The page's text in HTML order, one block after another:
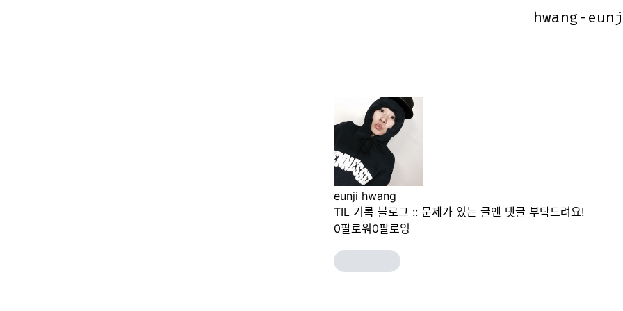
hwang-
hwang-
eunji hwang
TIL 기록 블로그 :: 문제가 있는 글엔 댓글 부탁드려요!
0팔로워 0팔로잉